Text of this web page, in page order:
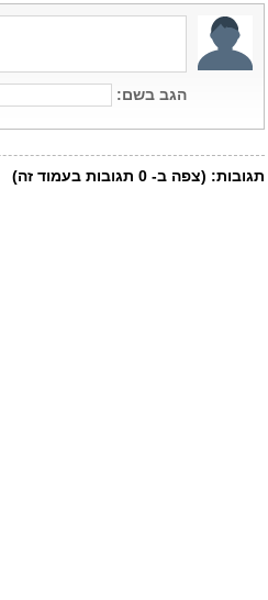
הגב בשם:
תגובות: (צפה ב- 0 תגובות בעמוד זה)